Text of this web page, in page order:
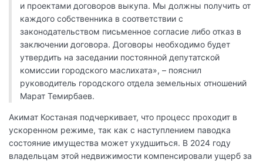
и проектами договоров выкупа. Мы должны получить от
каждого собственника в соответствии с
законодательством письменное согласие либо отказ в
заключении договора. Договоры необходимо будет
утвердить на заседании постоянной депутатской
комиссии городского маслихата», – пояснил
руководитель городского отдела земельных отношений
Марат Темирбаев.
Акимат Костаная подчеркивает, что процесс проходит в
ускоренном режиме, так как с наступлением паводка
состояние имущества может ухудшиться. В 2024 году
владельцам этой недвижимости компенсировали ущерб за